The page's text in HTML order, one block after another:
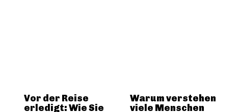
Vor der Reise
erledigt: Wie Sie
Warum verstehen
viele Menschen